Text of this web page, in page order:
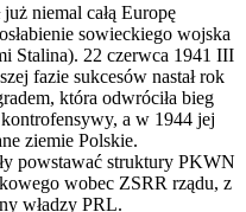
niemal całą Europę
sowieckiego wojska
Stalina). 22 czerwca 1941 III
fazie sukcesów nastał rok
która odwróciła bieg
a w 1944 jej
ziemie Polskie.
powstawać struktury PKWN
wobec ZSRR rządu, z
władzy PRL.